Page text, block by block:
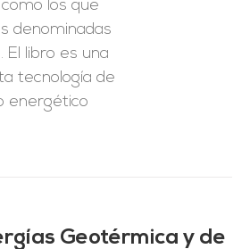
los que
denominadas
El libro es una
tecnología de
energético
Geotérmica y de